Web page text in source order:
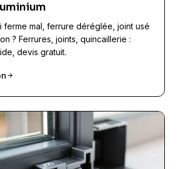
ferme mal, ferrure déréglée, joint usé
? Ferrures, joints, quincaillerie :
devis gratuit.